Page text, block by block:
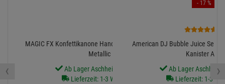
MAGIC FX Konfettikanone Handheld PRO, 80cm, Gold
Metallic
Ab Lager Aschheim lieferbar
Lieferzeit: 1-3 Werktage
American DJ Bubble Juice
Kanister ADJ
Ab Lager
Lieferzeit: 1-3
- 17 %
‹ ›